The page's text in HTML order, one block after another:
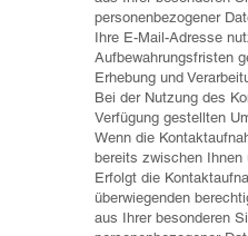
personenbezogener
Ihre E-Mail-Adresse
Aufbewahrungsfristen
Erhebung und
Bei der Nutzung des
Verfügung gestellten
Wenn die
bereits zwischen Ihnen
Erfolgt die
überwiegenden
aus Ihrer besonderen